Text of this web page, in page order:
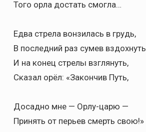
Того орла достать смогла…
Едва стрела вонзилась в грудь,
В последний раз сумев вздохнуть
И на конец стрелы взглянуть,
Сказал орёл: «Закончив Путь,
Досадно мне — Орлу-царю —
Принять от перьев смерть свою!»